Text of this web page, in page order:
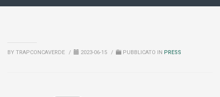
BY TRAPCONCAVERDE / 2023-06-15 / PUBBLICATO IN PRESS